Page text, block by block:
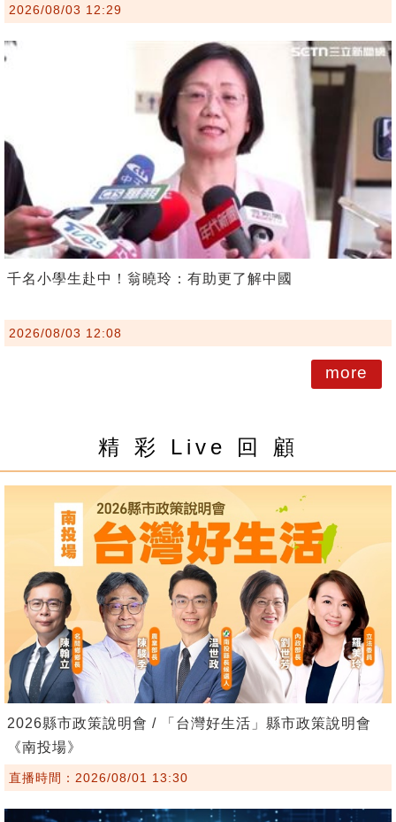
2026/08/03 12:29
千名小學生赴中！翁曉玲：有助更了解中國
2026/08/03 12:08
more
精 彩 Live 回 顧
2026縣市政策說明會 / 「台灣好生活」縣市政策說明會
《南投場》
直播時間：2026/08/01 13:30